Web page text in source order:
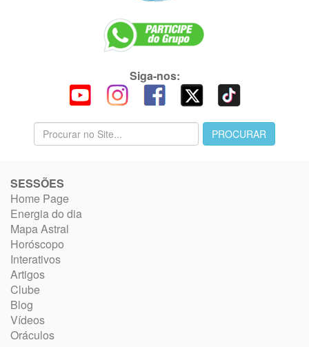
Siga-nos:
SESSÕES
Home Page
Energia do dia
Mapa Astral
Horóscopo
Interativos
Artigos
Clube
Blog
Vídeos
Oráculos